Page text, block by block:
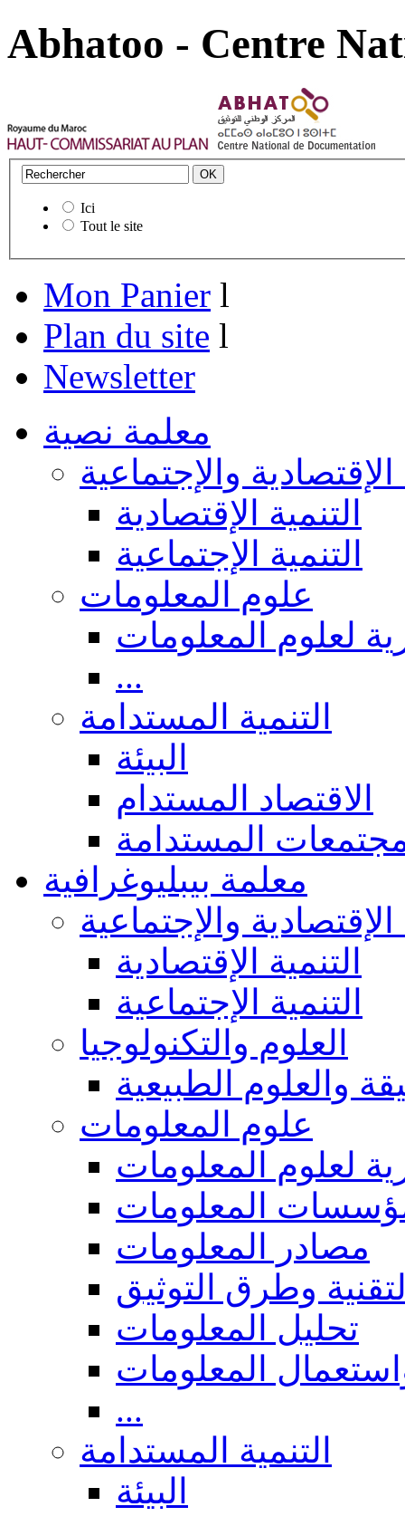
Abhatoo - Centre
Ici
Tout le site
Mon Panier l
Plan du site l
Newsletter
معلمة نصية
الإقتصادية والإجتماعية
التنمية الإقتصادية
التنمية الإجتماعية
علوم المعلومات
لعلوم المعلومات
...
التنمية المستدامة
البيئة
الاقتصاد المستدام
المستدامة
معلمة بيبليوغرافية
الإقتصادية والإجتماعية
التنمية الإقتصادية
التنمية الإجتماعية
العلوم والتكنولوجيا
والعلوم الطبيعية
علوم المعلومات
لعلوم المعلومات
المعلومات
مصادر المعلومات
وطرق التوثيق
تحليل المعلومات
المعلومات
...
التنمية المستدامة
البيئة